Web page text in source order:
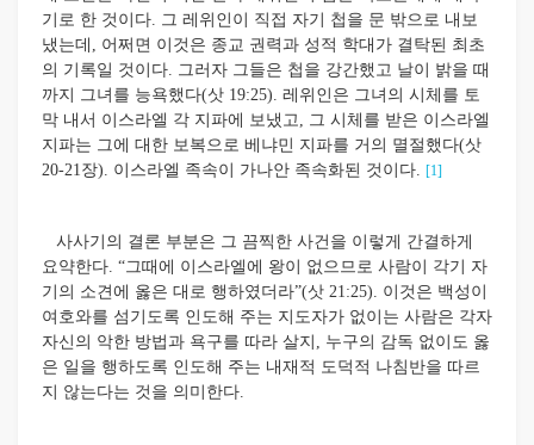
기로 한 것이다. 그 레위인이 직접 자기 첩을 문 밖으로 내보
냈는데, 어쩌면 이것은 종교 권력과 성적 학대가 결탁된 최초
의 기록일 것이다. 그러자 그들은 첩을 강간했고 날이 밝을 때
까지 그녀를 능욕했다(삿 19:25). 레위인은 그녀의 시체를 토
막 내서 이스라엘 각 지파에 보냈고, 그 시체를 받은 이스라엘
지파는 그에 대한 보복으로 베냐민 지파를 거의 멸절했다(삿
20-21장). 이스라엘 족속이 가나안 족속화된 것이다. [1]
사사기의 결론 부분은 그 끔찍한 사건을 이렇게 간결하게
요약한다. “그때에 이스라엘에 왕이 없으므로 사람이 각기 자
기의 소견에 옳은 대로 행하였더라”(삿 21:25). 이것은 백성이
여호와를 섬기도록 인도해 주는 지도자가 없이는 사람은 각자
자신의 악한 방법과 욕구를 따라 살지, 누구의 감독 없이도 옳
은 일을 행하도록 인도해 주는 내재적 도덕적 나침반을 따르
지 않는다는 것을 의미한다.